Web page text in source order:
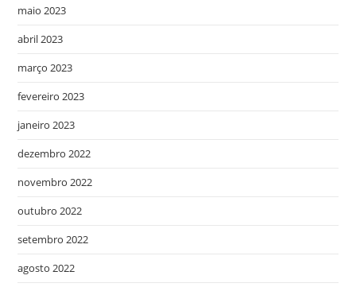
maio 2023
abril 2023
março 2023
fevereiro 2023
janeiro 2023
dezembro 2022
novembro 2022
outubro 2022
setembro 2022
agosto 2022